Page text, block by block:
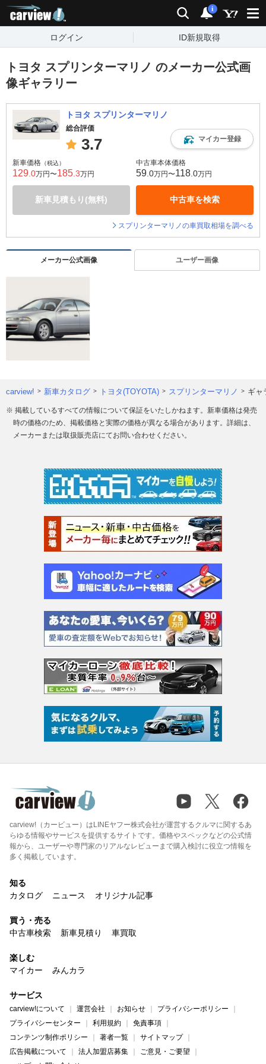
検索 通知
i
ログイン ID新規取得
トヨタ スプリンターマリノ のメーカー公式画
像ギャラリー
トヨタ スプリンターマリノ
総合評価
3.7 マイカー登録
新車価格 （税込）
129 .0万円〜185 .3万円
新車見積もり(無料)
中古車本体価格
59 .0万円〜118 .0万円
中古車を検索
スプリンターマリノの車買取相場を調べる
メーカー公式画像 ユーザー画像
carview! 新車カタログ トヨタ(TOYOTA) スプリンターマリノ ギャ
※ 掲載しているすべての情報について保証をいたしかねます。新車価格は発売
時の価格のため、掲載価格と実際の価格が異なる場合があります。詳細は、
メーカーまたは取扱販売店にてお問い合わせください。
carview!（カービュー）はLINEヤフー株式会社が運営するクルマに関するあ
らゆる情報やサービスを提供するサイトです。価格やスペックなどの公式情
報から、ユーザーや専門家のリアルなレビューまで購入検討に役立つ情報を
多く掲載しています。
知る
カタログ
ニュース オリジナル記事
買う・売る
中古車検索
新車見積り 車買取
楽しむ
マイカー
みんカラ
サービス
carview!について 運営会社 お知らせ
プライバシーポリシー
プライバシーセンター
利用規約
免責事項
コンテンツ制作ポリシー
著者一覧
サイトマップ
広告掲載について
法人加盟店募集
ご意見・ご要望